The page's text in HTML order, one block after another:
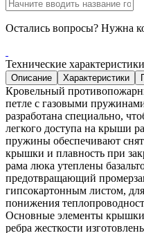
Остались вопросы? Нужна
Технические характеристики
Описание Характеристики
Кровельный
петле с газовыми
разработана специально,
легкого доступа на крыши
пружины обеспечивают
крышки и плавность при
рама люка утеплены
предотвращающий
гипсокартонным листом,
понижения
Основные элементы
ребра жесткости